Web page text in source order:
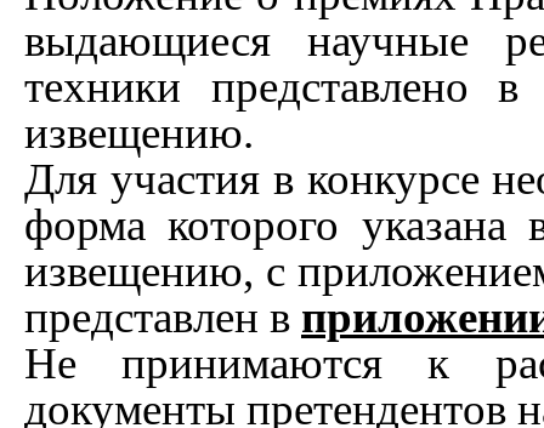
выдающиеся научные
техники представлено
извещению.
Для участия в конкурсе
форма которого
извещению, с
представлен в
Не принимаются к
документы претендентов